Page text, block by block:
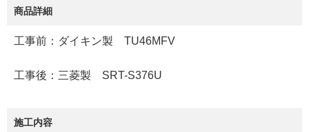
商品詳細
工事前：ダイキン製 TU46MFV
工事後：三菱製 SRT-S376U
施工内容